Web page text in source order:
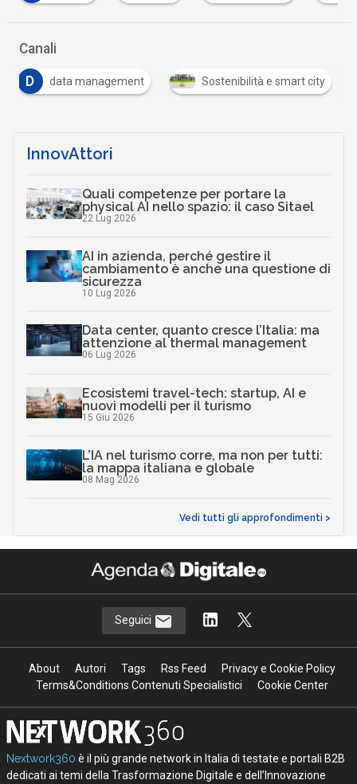
Canali
D data management Sostenibilità e smart city
InnovAttori
Quali competenze per portare la
physical AI nello spazio: il caso Sitael
22 Lug 2026
AI in azienda, perché gestire il
cambiamento è anche una questione di
sicurezza
10 Lug 2026
Data center, quanto cresce l’Italia: ma
attenzione al thermal management
06 Lug 2026
Ecosistemi travel-tech: startup, AI e
nuovi modelli per il turismo
15 Giu 2026
L’IA nel turismo corre, ma non per tutti:
la mappa italiana e globale
08 Mag 2026
Vedi tutti gli approfondimenti >
Seguici
About Autori Tags Rss Feed
Privacy e Cookie Policy
Terms&Conditions Contenuti Specialistici
Cookie Center
Nextwork360 è il più grande network in Italia di testate e portali B2B
dedicati ai temi della Trasformazione Digitale e dell’Innovazione